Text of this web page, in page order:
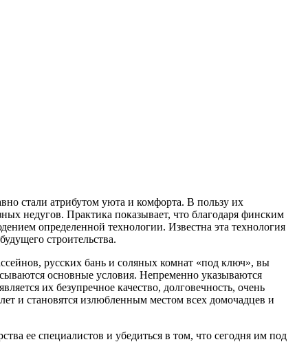
стали атрибутом уюта и комфорта. В пользу их
недугов. Практика показывает, что благодаря финским
определенной технологии. Известна эта технология
строительства.
русских бань и соляных комнат «под ключ», вы
основные условия. Непременно указываются
их безупречное качество, долговечность, очень
и становятся излюбленным местом всех домочадцев и
ее специалистов и убедиться в том, что сегодня им под